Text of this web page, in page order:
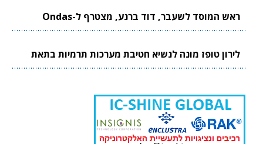
ראש המוסד לשעבר, דוד ברנע, מצטרף ל-Ondas
לירון טופז מונה לנשיא חטיבת מערכות תרמיות בתאת